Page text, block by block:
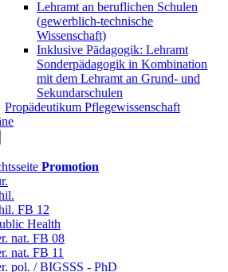
Lehramt an beruflichen Schulen
(gewerblich-technische
Wissenschaft)
Inklusive Pädagogik: Lehramt
Sonderpädagogik in Kombination
mit dem Lehramt an Grund- und
Sekundarschulen
Propädeutikum Pflegewissenschaft
Promotion
FB 12
Health
nat. FB 08
nat. FB 11
pol. / BIGSSS - PhD